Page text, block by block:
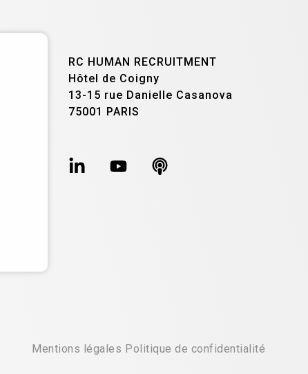
RC HUMAN RECRUITMENT
Hôtel de Coigny
13-15 rue Danielle Casanova
75001 PARIS
Mentions légales Politique de confidentialité